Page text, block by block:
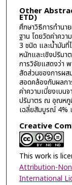
Other
ETD)
ศึกษาวิธีการทำนา
ฐาน โดยวัดค่าคว
3 ชนิด และน้ำมันที่
หนักและเชิงปริมา
การวิจัยแสดงว่า
สัดส่วนของการผส
สอดคล้องกับผลก
ค่าความเบี่ยงเบน
ปริมาตร ณ อุณหภู
เฉลี่ยสัมบูรณ์ 4%
Creative
This work is
Attribution-
International